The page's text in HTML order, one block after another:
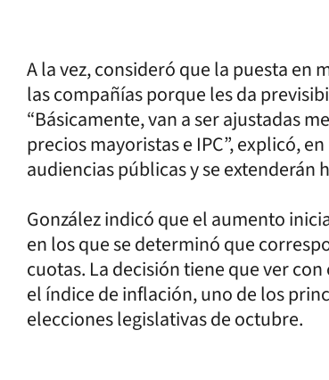
A la vez, consideró que la puesta en
las compañías porque les da
“Básicamente, van a ser ajustadas
precios mayoristas e IPC”, explicó,
audiencias públicas y se extenderán
González indicó que el aumento
en los que se determinó que
cuotas. La decisión tiene que ver
el índice de inflación, uno de los
elecciones legislativas de octubre.